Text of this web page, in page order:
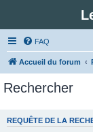
FAQ
Accueil du forum
Rechercher
REQUÊTE DE LA